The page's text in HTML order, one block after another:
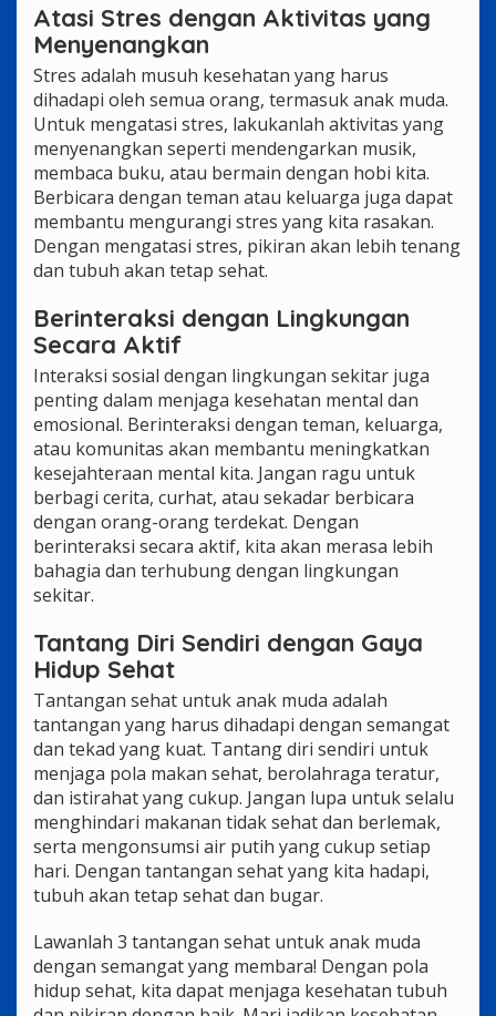
Atasi Stres dengan Aktivitas yang
Menyenangkan
Stres adalah musuh kesehatan yang harus
dihadapi oleh semua orang, termasuk anak muda.
Untuk mengatasi stres, lakukanlah aktivitas yang
menyenangkan seperti mendengarkan musik,
membaca buku, atau bermain dengan hobi kita.
Berbicara dengan teman atau keluarga juga dapat
membantu mengurangi stres yang kita rasakan.
Dengan mengatasi stres, pikiran akan lebih tenang
dan tubuh akan tetap sehat.
Berinteraksi dengan Lingkungan
Secara Aktif
Interaksi sosial dengan lingkungan sekitar juga
penting dalam menjaga kesehatan mental dan
emosional. Berinteraksi dengan teman, keluarga,
atau komunitas akan membantu meningkatkan
kesejahteraan mental kita. Jangan ragu untuk
berbagi cerita, curhat, atau sekadar berbicara
dengan orang-orang terdekat. Dengan
berinteraksi secara aktif, kita akan merasa lebih
bahagia dan terhubung dengan lingkungan
sekitar.
Tantang Diri Sendiri dengan Gaya
Hidup Sehat
Tantangan sehat untuk anak muda adalah
tantangan yang harus dihadapi dengan semangat
dan tekad yang kuat. Tantang diri sendiri untuk
menjaga pola makan sehat, berolahraga teratur,
dan istirahat yang cukup. Jangan lupa untuk selalu
menghindari makanan tidak sehat dan berlemak,
serta mengonsumsi air putih yang cukup setiap
hari. Dengan tantangan sehat yang kita hadapi,
tubuh akan tetap sehat dan bugar.
Lawanlah 3 tantangan sehat untuk anak muda
dengan semangat yang membara! Dengan pola
hidup sehat, kita dapat menjaga kesehatan tubuh